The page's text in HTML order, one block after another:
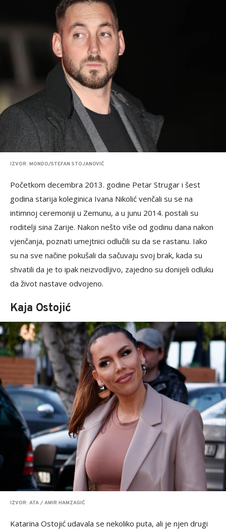
IZVOR: MONDO/STEFAN STOJANOVIĆ
Početkom decembra 2013. godine Petar Strugar i šest
godina starija koleginica Ivana Nikolić venčali su se na
intimnoj ceremoniji u Zemunu, a u junu 2014. postali su
roditelji sina Zarije. Nakon nešto više od godinu dana nakon
vjenčanja, poznati umejtnici odlučili su da se rastanu. Iako
su na sve načine pokušali da sačuvaju svoj brak, kada su
shvatili da je to ipak neizvodljivo, zajedno su donijeli odluku
da život nastave odvojeno.
Kaja Ostojić
IZVOR: ATA / AMIR HAMZAGIĆ
Katarina Ostojić udavala se nekoliko puta, ali je njen drugi